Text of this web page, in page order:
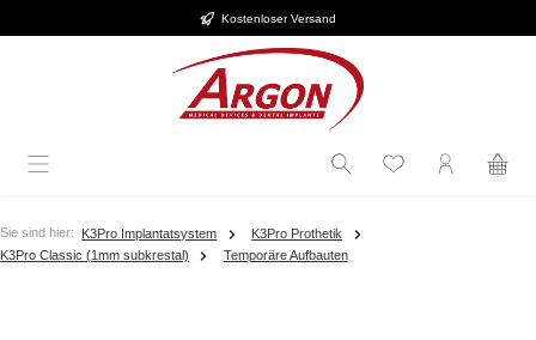
Kostenloser Versand
Sie sind hier: K3Pro Implantatsystem
K3Pro Prothetik
K3Pro Classic (1mm subkrestal)
Temporäre Aufbauten